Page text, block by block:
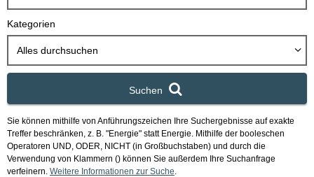
o
n
g
a
Kategorien
Alles durchsuchen
Suchen
Sie können mithilfe von Anführungszeichen Ihre Suchergebnisse auf exakte
Treffer beschränken, z. B. "Energie" statt Energie. Mithilfe der booleschen
Operatoren UND, ODER, NICHT (in Großbuchstaben) und durch die
Verwendung von Klammern () können Sie außerdem Ihre Suchanfrage
verfeinern. Weitere Informationen zur Suche